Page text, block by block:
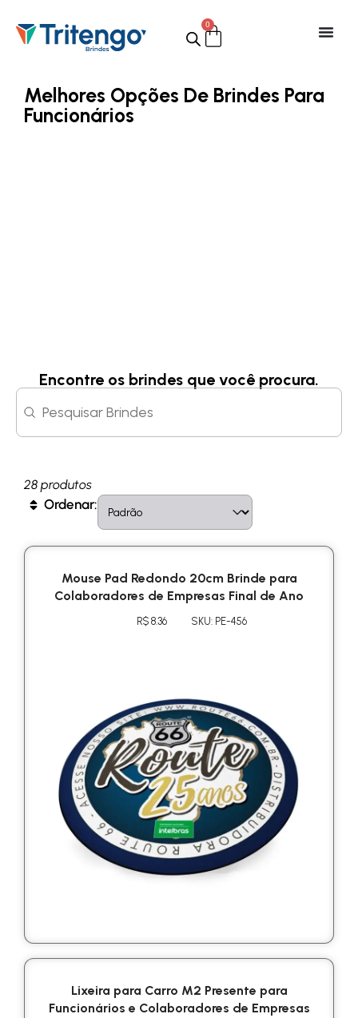
0
Melhores Opções De Brindes Para
Funcionários
Encontre os brindes que você procura.
Search
Search content
28 produtos
Ordenar:Sort
Sort content
Mouse Pad Redondo 20cm Brinde para
Colaboradores de Empresas Final de Ano
R$ 8.36 SKU: PE-456
Lixeira para Carro M2 Presente para
Funcionários e Colaboradores de Empresas